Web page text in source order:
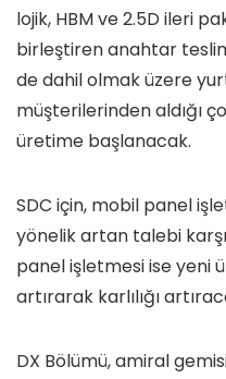
lojik, HBM ve 2.5D ileri
birleştiren anahtar
de dahil olmak üzere
müşterilerinden aldığı
üretime başlanacak.
SDC için, mobil panel
yönelik artan talebi
panel işletmesi ise yeni
artırarak karlılığı
DX Bölümü, amiral